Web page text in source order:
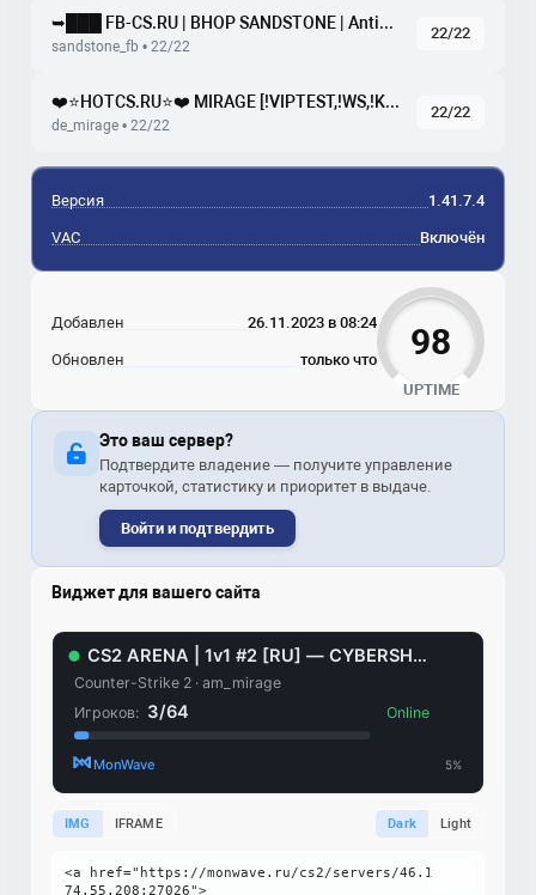
➥███ FB-CS.RU | BHOP SANDSTONE | AntiCheat
sandstone_fb • 22/22
22/22
❤️⭐HOTCS.RU⭐❤️ MIRAGE [!VIPTEST,!WS,!KNIFE]
de_mirage • 22/22
22/22
Версия 1.41.7.4
VAC Включён
Добавлен 26.11.2023 в 08:24
Обновлен только что 98
UPTIME
Это ваш сервер?
Подтвердите владение — получите управление
карточкой, статистику и приоритет в выдаче.
Войти и подтвердить
Виджет для вашего сайта
IMG IFRAME Dark Light